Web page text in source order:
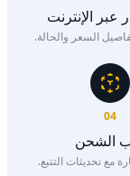
عبر الإنترنت
السعر والحالة.
04
الشحن
مع تحديثات التتبع.